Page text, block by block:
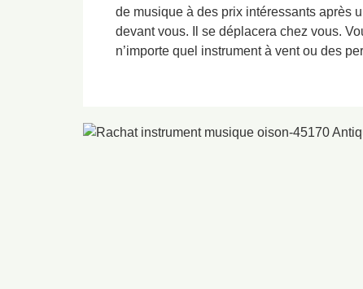
de musique à des prix intéressants après
devant vous. Il se déplacera chez vous.
n’importe quel instrument à vent ou des